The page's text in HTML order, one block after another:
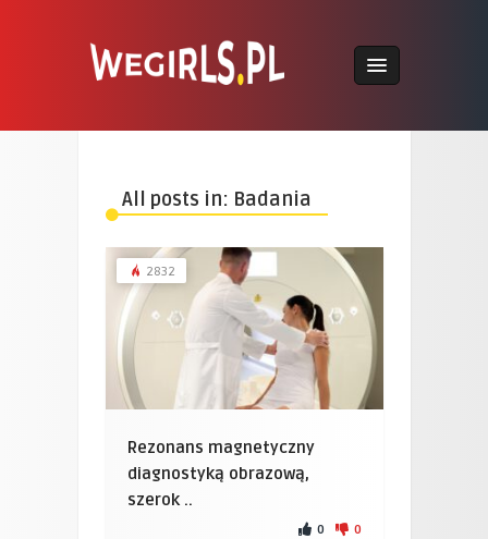
All posts in: Badania
2832
Rezonans magnetyczny
diagnostyką obrazową,
szerok ..
0 0